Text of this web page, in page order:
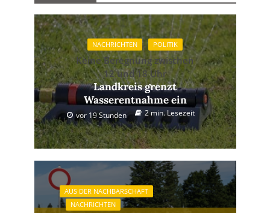
NACHRICHTEN POLITIK
Keine Beregnung zwischen
12 und 18 Uhr
Landkreis grenzt
Wasserentnahme ein
vor 19 Stunden 2 min. Lesezeit
AUS DER NACHBARSCHAFT
NACHRICHTEN